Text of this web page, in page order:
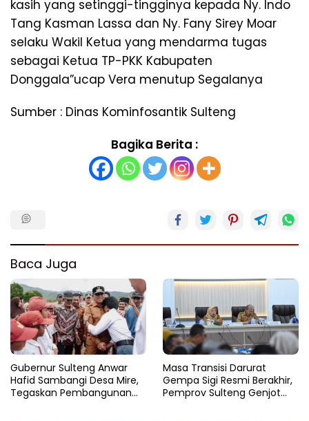
kasih yang setinggi-tingginya kepada Ny. Indo
Tang Kasman Lassa dan Ny. Fany Sirey Moar
selaku Wakil Ketua yang mendarma tugas
sebagai Ketua TP-PKK Kabupaten
Donggala”ucap Vera menutup Segalanya
Sumber : Dinas Kominfosantik Sulteng
Bagika Berita :
Baca Juga
Gubernur Sulteng Anwar
Hafid Sambangi Desa Mire,
Tegaskan Pembangunan
Masa Transisi Darurat
Gempa Sigi Resmi Berakhir,
Pemprov Sulteng Genjot